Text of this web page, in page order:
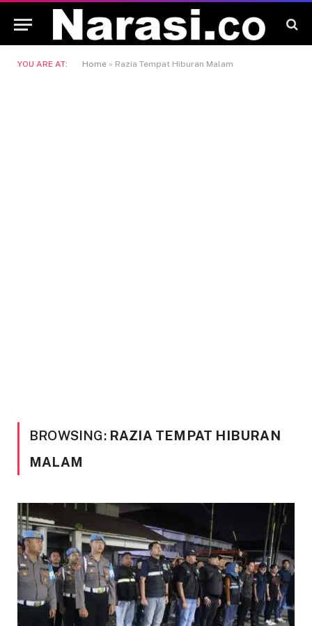
YOU ARE AT: Home » Razia Tempat Hiburan Malam
BROWSING: RAZIA TEMPAT HIBURAN
MALAM